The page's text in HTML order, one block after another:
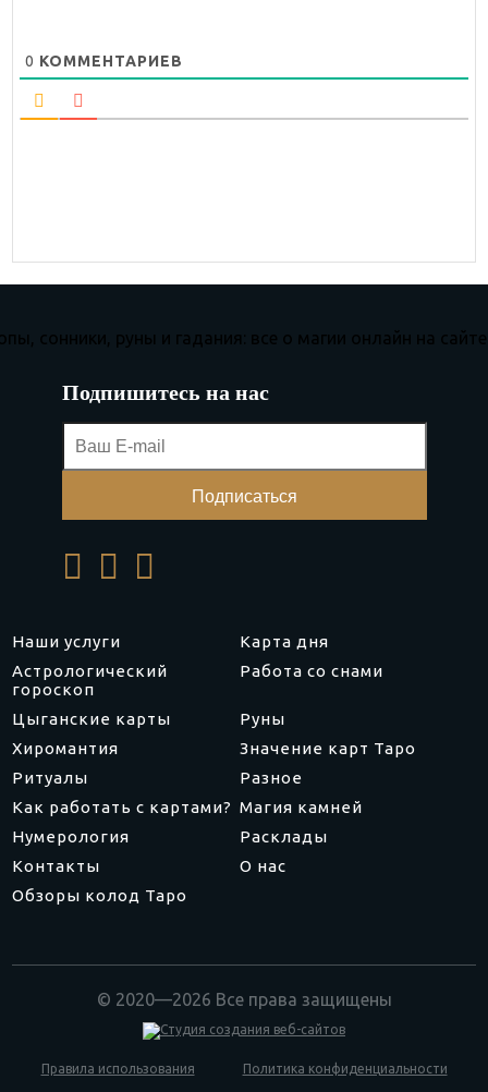
0 КОММЕНТАРИЕВ
Наши услуги
Карта дня
Астрологический
гороскоп
Работа со снами
Цыганские карты
Руны
Хиромантия
Значение карт Таро
Ритуалы
Разное
Как работать с картами? Магия камней
Нумерология
Расклады
Контакты
О нас
Обзоры колод Таро
Подпишитесь на нас
© 2020—2026 Все права защищены
Правила использования Политика конфиденциальности